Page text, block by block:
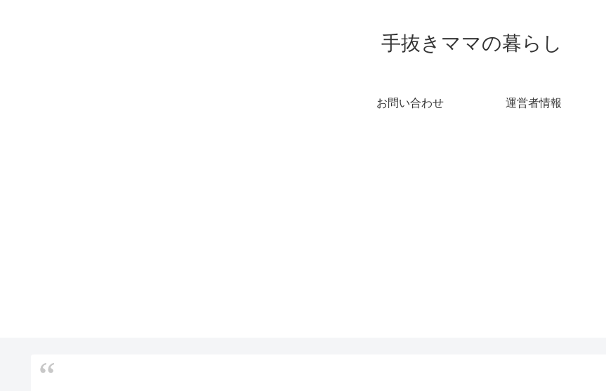
手抜きママの暮らし
お問い合わせ 運営者情報